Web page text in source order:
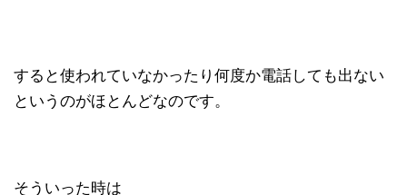
すると使われていなかったり何度か電話しても出ない
というのがほとんどなのです。
そういった時は